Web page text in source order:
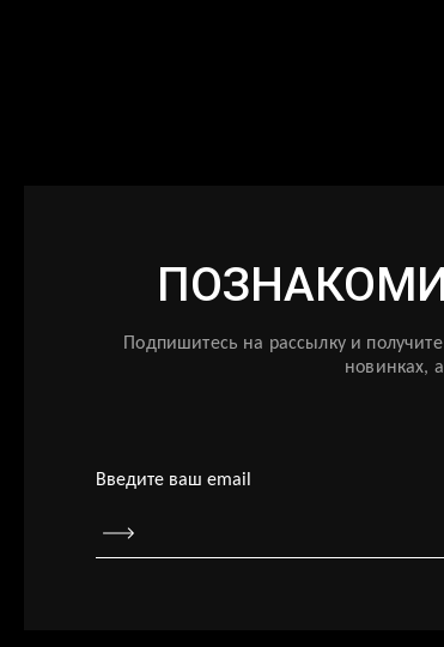
Подпишитесь на рассылку и
новинках,